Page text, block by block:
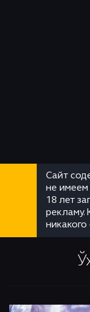
Сайт
не
18 лет
рекламу.